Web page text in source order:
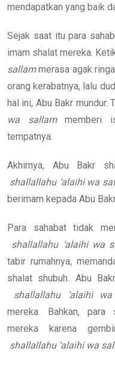
mendapatkan yang baik
Sejak saat itu para
imam shalat mereka.
sallammerasa agak
orang kerabatnya, lalu
hal ini, Abu Bakr mundur.
wa sallammemberi
tempatnya.
Akhirnya, Abu Bakr
shallallahu ‘alaihi wa
berimam kepada Abu
Para sahabat tidak
shallallahu ‘alaihi wa
tabir rumahnya,
shalat shubuh. Abu
shallallahu ‘alaihi
mereka. Bahkan, para
mereka karena
shallallahu ‘alaihi wa